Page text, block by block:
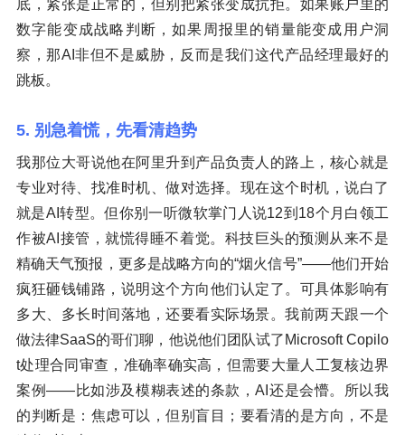
底，紧张是正常的，但别把紧张变成抗拒。如果账户里的
数字能变成战略判断，如果周报里的销量能变成用户洞
察，那AI非但不是威胁，反而是我们这代产品经理最好的
跳板。
5. 别急着慌，先看清趋势
我那位大哥说他在阿里升到产品负责人的路上，核心就是
专业对待、找准时机、做对选择。现在这个时机，说白了
就是AI转型。但你别一听微软掌门人说12到18个月白领工
作被AI接管，就慌得睡不着觉。科技巨头的预测从来不是
精确天气预报，更多是战略方向的“烟火信号”——他们开始
疯狂砸钱铺路，说明这个方向他们认定了。可具体影响有
多大、多长时间落地，还要看实际场景。我前两天跟一个
做法律SaaS的哥们聊，他说他们团队试了Microsoft Copilo
t处理合同审查，准确率确实高，但需要大量人工复核边界
案例——比如涉及模糊表述的条款，AI还是会懵。所以我
的判断是：焦虑可以，但别盲目；要看清的是方向，不是